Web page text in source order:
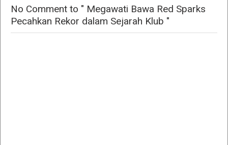
No Comment to " Megawati Bawa Red Sparks
Pecahkan Rekor dalam Sejarah Klub "